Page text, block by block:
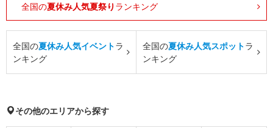
全国の夏休み人気夏祭り ランキング
全国の夏休み人気イベントラ
ンキング
全国の夏休み人気スポットラ
ンキング
その他のエリアから探す